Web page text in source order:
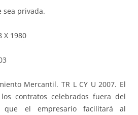
sea privada.
X 1980
Mercantil. TR L CY U 2007. El
contratos celebrados fuera del
que el empresario facilitará al